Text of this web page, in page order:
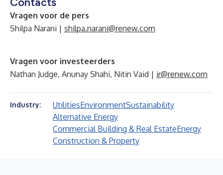
Vragen voor de pers
Shilpa Narani | shilpa.narani@renew.com
Vragen voor investeerders
Nathan Judge, Anunay Shahi, Nitin Vaid | ir@renew.com
Industry: UtilitiesEnvironmentSustainability
Alternative Energy
Commercial Building & Real EstateEnergy
Construction & Property